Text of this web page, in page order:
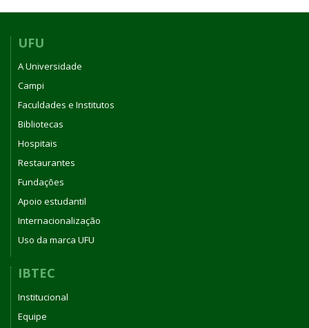
UFU
A Universidade
Campi
Faculdades e Institutos
Bibliotecas
Hospitais
Restaurantes
Fundações
Apoio estudantil
Internacionalização
Uso da marca UFU
IBTEC
Institucional
Equipe